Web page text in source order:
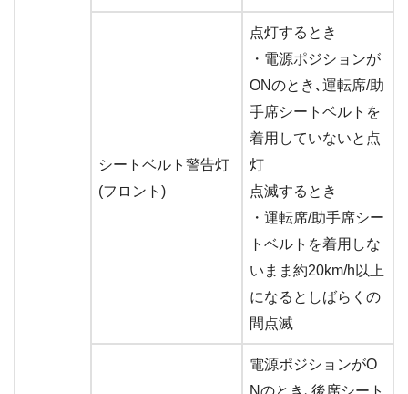
シートベルト警告灯
(フロント)
点灯するとき
・電源ポジションが
ONのとき､運転席/助
手席シートベルトを
着用していないと点
灯
点滅するとき
・運転席/助手席シー
トベルトを着用しな
いまま約20km/h以上
になるとしばらくの
間点滅
電源ポジションがO
Nのとき､後席シート